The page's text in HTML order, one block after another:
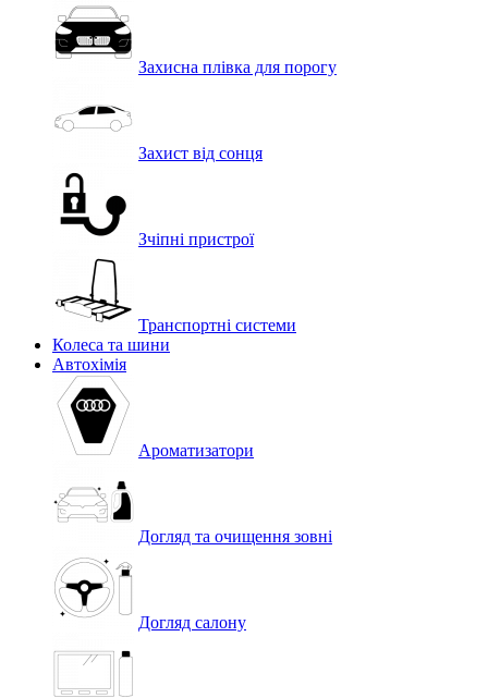
Захисна плівка для порогу
Захист від сонця
Зчіпні пристрої
Транспортні системи
Колеса та шини
Автохімія
Ароматизатори
Догляд та очищення зовні
Догляд салону